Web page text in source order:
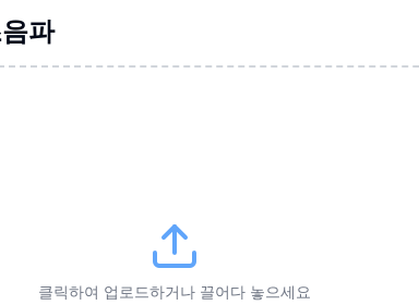
파
클릭하여 업로드하거나 끌어다 놓으세요